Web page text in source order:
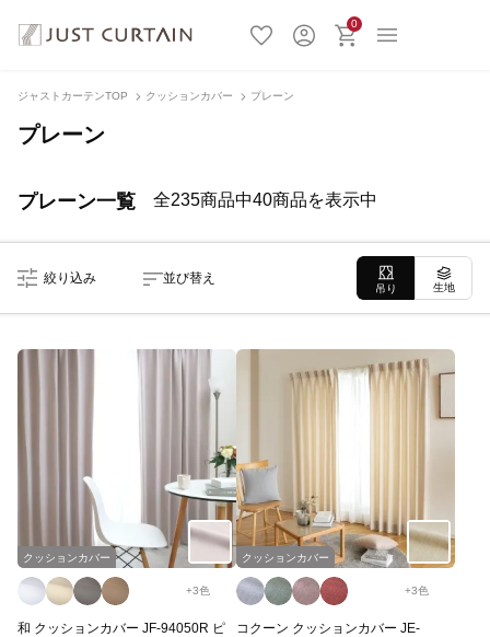
0
ジャストカーテンTOP クッションカバー プレーン
プレーン
プレーン一覧 全235商品中40商品を表示中
絞り込み 並び替え
吊り 生地
クッションカバー
+3色
和 クッションカバー JF-94050R ピ
クッションカバー
+3色
コクーン クッションカバー JE-